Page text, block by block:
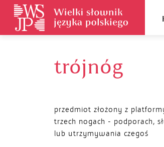
trójnóg
przedmiot złożony z
trzech nogach - podporach,
lub utrzymywania czegoś